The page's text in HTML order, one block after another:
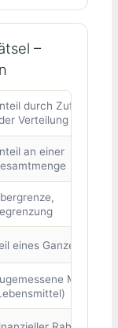
–
durch Zufall
Verteilung
an einer
eines Ganzen
Menge